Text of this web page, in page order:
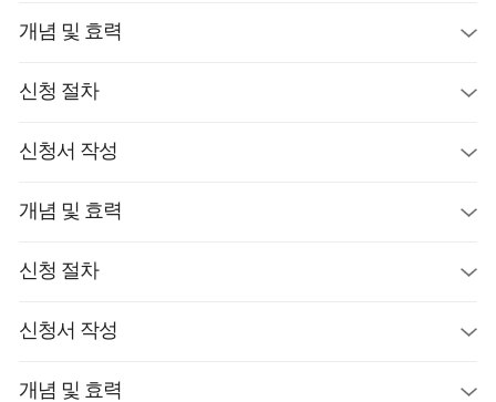
개념 및 효력
신청 절차
신청서 작성
개념 및 효력
신청 절차
신청서 작성
개념 및 효력